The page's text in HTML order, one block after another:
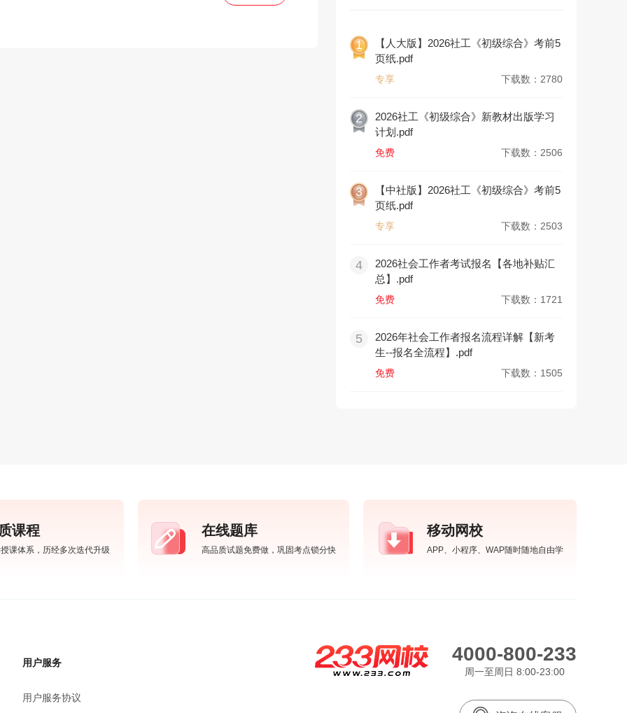
1
【人大版】2026社工《初级综合》考前5
页纸.pdf
专享 下载数：2780
2
2026社工《初级综合》新教材出版学习
计划.pdf
免费 下载数：2506
3
【中社版】2026社工《初级综合》考前5
页纸.pdf
专享 下载数：2503
4
2026社会工作者考试报名【各地补贴汇
总】.pdf
免费 下载数：1721
5
2026年社会工作者报名流程详解【新考
生--报名全流程】.pdf
免费 下载数：1505
课程
课体系，历经多次迭代升级
在线题库
高品质试题免费做，巩固考点锁分快
移动网校
APP、小程序、WAP随时随地自由学
用户服务
用户服务协议
4000-800-233
周一至周日 8:00-23:00